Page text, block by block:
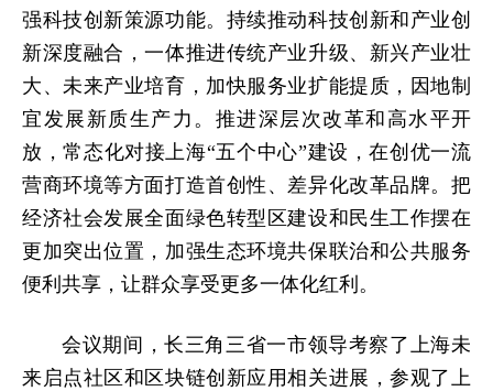
强科技创新策源功能。持续推动科技创新和产业创
新深度融合，一体推进传统产业升级、新兴产业壮
大、未来产业培育，加快服务业扩能提质，因地制
宜发展新质生产力。推进深层次改革和高水平开
放，常态化对接上海“五个中心”建设，在创优一流
营商环境等方面打造首创性、差异化改革品牌。把
经济社会发展全面绿色转型区建设和民生工作摆在
更加突出位置，加强生态环境共保联治和公共服务
便利共享，让群众享受更多一体化红利。
会议期间，长三角三省一市领导考察了上海未
来启点社区和区块链创新应用相关进展，参观了上